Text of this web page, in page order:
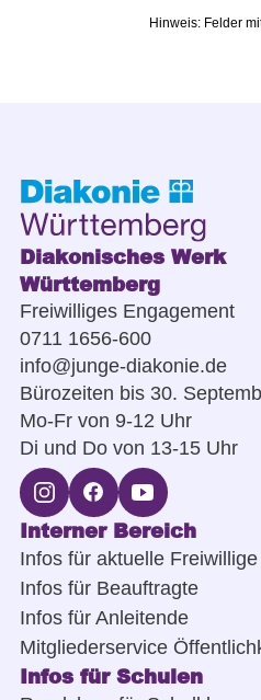
Hinweis: Felder
Diakonisches Werk
Württemberg
Freiwilliges Engagement
0711 1656-600
info@junge-diakonie.de
Bürozeiten bis 30.
Mo-Fr von 9-12 Uhr
Di und Do von 13-15 Uhr
Interner Bereich
Infos für aktuelle Freiwillige
Infos für Beauftragte
Infos für Anleitende
Mitgliederservice
Infos für Schulen